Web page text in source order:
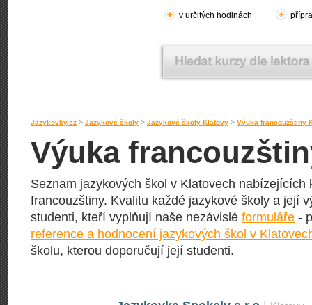
v určitých hodinách
Jazykovky.cz > Jazykové školy > Jazykové školy Klatovy > Výuka francouzštiny
Výuka
Seznam jazykových škol v Klatovech nabízejících
francouzštiny. Kvalitu každé jazykové školy a její
studenti, kteří vyplňují naše nezávislé formuláře -
reference a hodnocení jazykových škol v
školu, kterou doporučují její studenti.